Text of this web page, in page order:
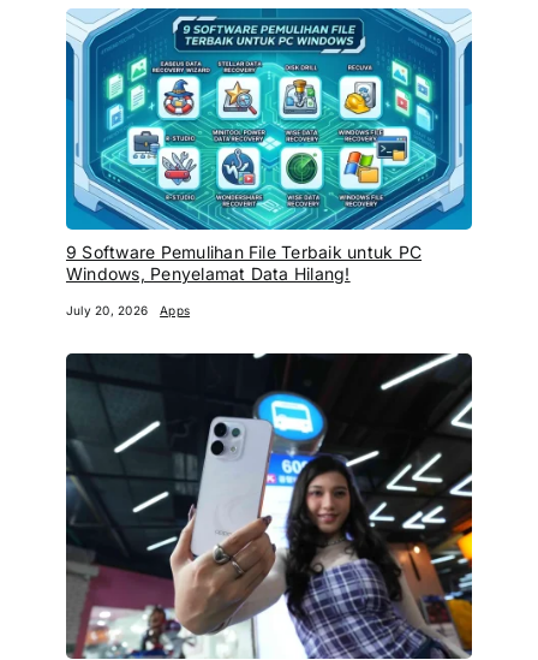
9 Software Pemulihan File Terbaik untuk PC
Windows, Penyelamat Data Hilang!
July 20, 2026 Apps